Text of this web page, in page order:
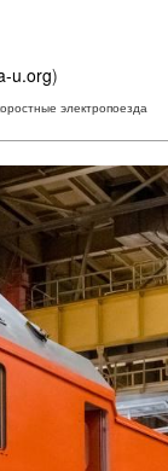
u.org)
электропоезда